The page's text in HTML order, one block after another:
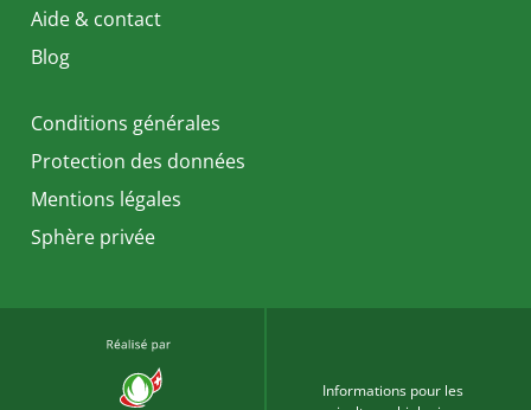
Aide & contact
Blog
Conditions générales
Protection des données
Mentions légales
Sphère privée
Informations pour les